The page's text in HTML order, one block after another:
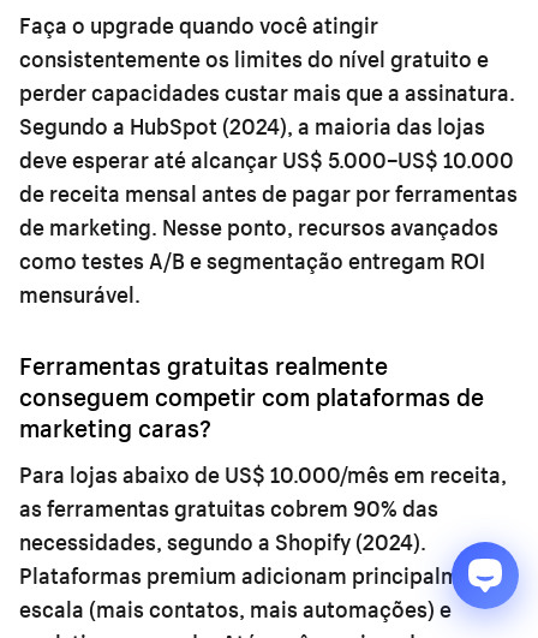
Faça o upgrade quando você atingir
consistentemente os limites do nível gratuito e
perder capacidades custar mais que a assinatura.
Segundo a HubSpot (2024), a maioria das lojas
deve esperar até alcançar US$ 5.000–US$ 10.000
de receita mensal antes de pagar por ferramentas
de marketing. Nesse ponto, recursos avançados
como testes A/B e segmentação entregam ROI
mensurável.
Ferramentas gratuitas realmente
conseguem competir com plataformas de
marketing caras?
Para lojas abaixo de US$ 10.000/mês em receita,
as ferramentas gratuitas cobrem 90% das
necessidades, segundo a Shopify (2024).
Plataformas premium adicionam principalmente
escala (mais contatos, mais automações) e